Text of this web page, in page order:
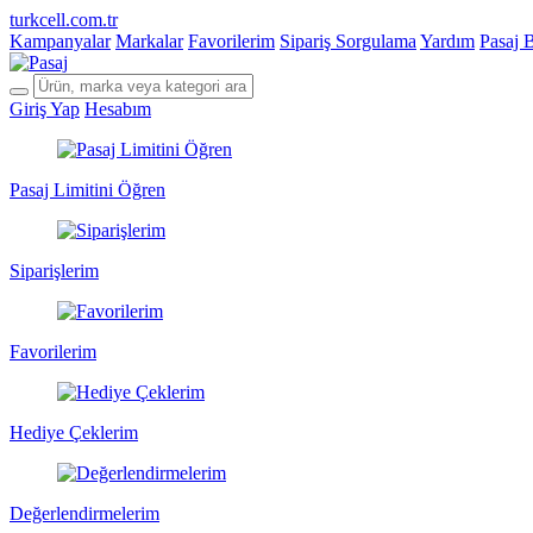
turkcell.com.tr
Kampanyalar Markalar Favorilerim Sipariş Sorgulama Yardım Pasaj
Giriş Yap Hesabım
Pasaj Limitini Öğren
Siparişlerim
Favorilerim
Hediye Çeklerim
Değerlendirmelerim